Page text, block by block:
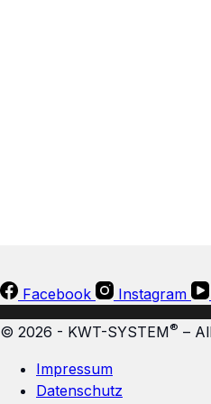
Facebook Instagram
© 2026 - KWT-SYSTEM® –
Impressum
Datenschutz